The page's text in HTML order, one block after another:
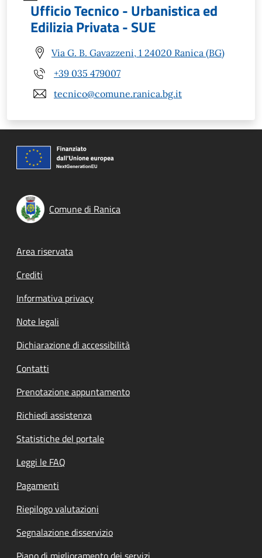
Ufficio Tecnico - Urbanistica ed
Edilizia Privata - SUE
Via G. B. Gavazzeni, 1 24020 Ranica (BG)
+39 035 479007
tecnico@comune.ranica.bg.it
Comune di Ranica
Footer menu
Area riservata
Crediti
Informativa privacy
Note legali
Dichiarazione di accessibilità
Contatti
Prenotazione appuntamento
Richiedi assistenza
Statistiche del portale
Leggi le FAQ
Pagamenti
Riepilogo valutazioni
Segnalazione disservizio